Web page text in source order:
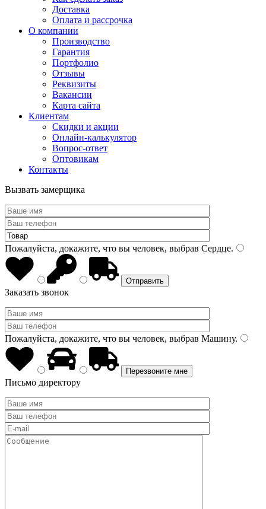
Доставка
Оплата и рассрочка
О компании
Производство
Гарантия
Портфолио
Отзывы
Реквизиты
Вакансии
Карта сайта
Клиентам
Скидки и акции
Онлайн-калькулятор
Вопрос-ответ
Оптовикам
Контакты
Вызвать замерщика
Пожалуйста, докажите, что вы человек, выбрав Сердце.
Заказать звонок
Пожалуйста, докажите, что вы человек, выбрав Машину.
Письмо директору